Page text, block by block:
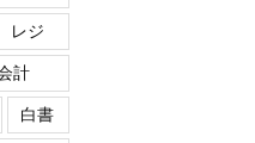
レジ
計
白書